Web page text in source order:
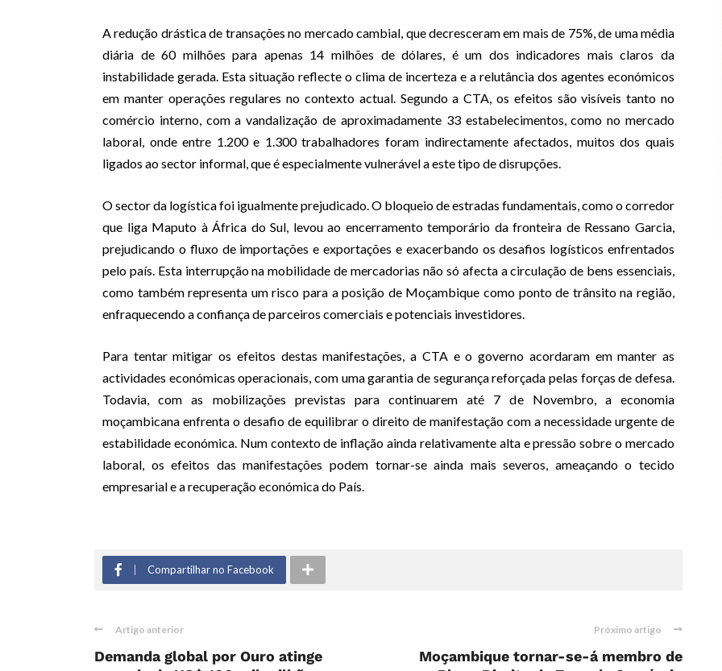
A redução drástica de transações no mercado cambial, que decresceram em mais de 75%, de uma média
diária de 60 milhões para apenas 14 milhões de dólares, é um dos indicadores mais claros da
instabilidade gerada. Esta situação reflecte o clima de incerteza e a relutância dos agentes económicos
em manter operações regulares no contexto actual. Segundo a CTA, os efeitos são visíveis tanto no
comércio interno, com a vandalização de aproximadamente 33 estabelecimentos, como no mercado
laboral, onde entre 1.200 e 1.300 trabalhadores foram indirectamente afectados, muitos dos quais
ligados ao sector informal, que é especialmente vulnerável a este tipo de disrupções.
O sector da logística foi igualmente prejudicado. O bloqueio de estradas fundamentais, como o corredor
que liga Maputo à África do Sul, levou ao encerramento temporário da fronteira de Ressano Garcia,
prejudicando o fluxo de importações e exportações e exacerbando os desafios logísticos enfrentados
pelo país. Esta interrupção na mobilidade de mercadorias não só afecta a circulação de bens essenciais,
como também representa um risco para a posição de Moçambique como ponto de trânsito na região,
enfraquecendo a confiança de parceiros comerciais e potenciais investidores.
Para tentar mitigar os efeitos destas manifestações, a CTA e o governo acordaram em manter as
actividades económicas operacionais, com uma garantia de segurança reforçada pelas forças de defesa.
Todavia, com as mobilizações previstas para continuarem até 7 de Novembro, a economia
moçambicana enfrenta o desafio de equilibrar o direito de manifestação com a necessidade urgente de
estabilidade económica. Num contexto de inflação ainda relativamente alta e pressão sobre o mercado
laboral, os efeitos das manifestações podem tornar-se ainda mais severos, ameaçando o tecido
empresarial e a recuperação económica do País.
Compartilhar no Facebook
Artigo anterior
Demanda global por Ouro atinge
Próximo artigo
Moçambique tornar-se-á membro de